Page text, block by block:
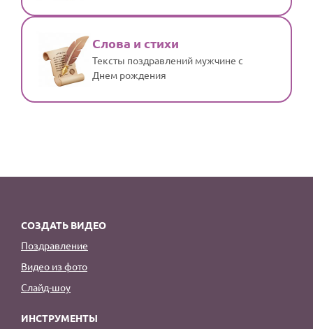
Слова и стихи
Тексты поздравлений мужчине с
Днем рождения
СОЗДАТЬ ВИДЕО
Поздравление
Видео из фото
Слайд-шоу
ИНСТРУМЕНТЫ